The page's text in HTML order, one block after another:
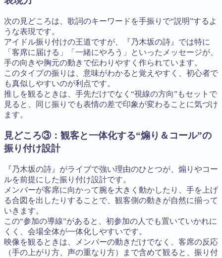
次の見どころは、歌詞のキーワードを手振りで“説明”するよ
うな表現です。
アイドル振り付けの王道ですが、『乃木坂の詩』では特に
「客席に届ける」「一緒にやろう」といったメッセージが、
手の向きや胸元の動きで伝わりやすく作られています。
このタイプの振りは、意味がわかると覚えやすく、初心者で
も真似しやすいのが利点です。
推しを観るときは、手先だけでなく“視線の方向”もセットで
見ると、同じ振りでも表情の差で印象が変わることに気づけ
ます。
見どころ③：観客と一体化する“煽り＆コール”の
振り付け設計
『乃木坂の詩』がライブで強い理由のひとつが、煽りやコー
ルを前提にした振り付け設計です。
メンバーが客席に向かって腕を大きく動かしたり、手を上げ
る合図を出したりすることで、観客側の動きが自然に揃って
いきます。
この“参加の導線”があると、初参加の人でも置いていかれに
くく、会場全体が一体化しやすいです。
映像を観るときは、メンバーの動きだけでなく、客席の反応
（手の上がり方、声の重なり方）まで含めて観ると、振り付